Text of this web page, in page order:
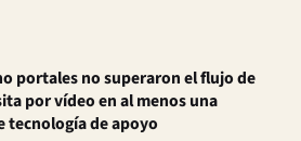
portales no superaron el flujo de
por vídeo en al menos una
tecnología de apoyo